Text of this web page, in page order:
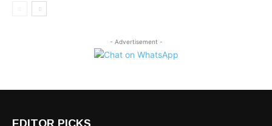
- Advertisement -